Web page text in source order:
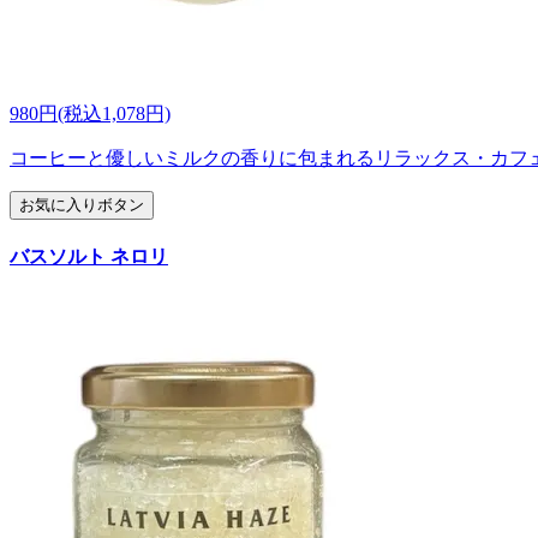
980円(税込1,078円)
コーヒーと優しいミルクの香りに包まれるリラックス・カフ
お気に入りボタン
バスソルト ネロリ